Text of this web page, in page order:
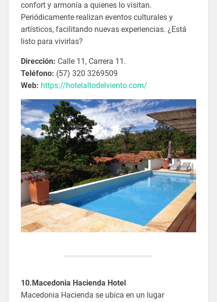
confort y armonía a quienes lo visitan.
Periódicamente realizan eventos culturales y
artísticos, facilitando nuevas experiencias. ¿Está
listo para vivirlas?
Dirección: Calle 11, Carrera 11.
Teléfono: (57) 320 3269509
Web: https://hotelaltodelviento.com/
10.Macedonia Hacienda Hotel
Macedonia Hacienda se ubica en un lugar